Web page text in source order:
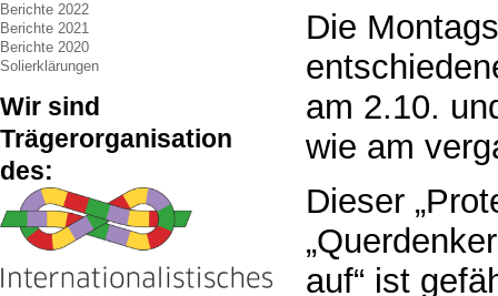
Berichte 2022
Berichte 2021
Berichte 2020
Solierklärungen
Wir sind
Trägerorganisation
des:
Die
am 2.10.
wie am
Dieser
auf“ ist